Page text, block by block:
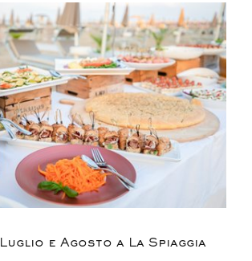
e Agosto a La Spiaggia